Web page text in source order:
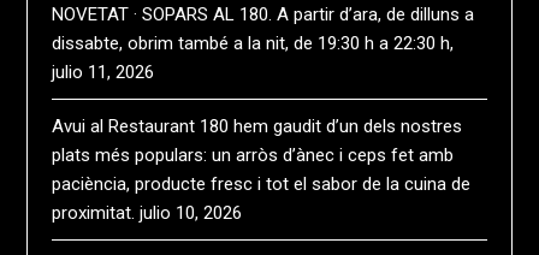
NOVETAT · SOPARS AL 180. A partir d’ara, de dilluns a
dissabte, obrim també a la nit, de 19:30 h a 22:30 h,
julio 11, 2026
Avui al Restaurant 180 hem gaudit d’un dels nostres
plats més populars: un arròs d’ànec i ceps fet amb
paciència, producte fresc i tot el sabor de la cuina de
proximitat. julio 10, 2026